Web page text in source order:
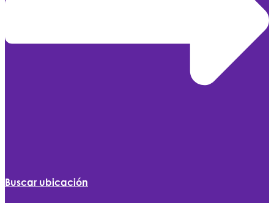
Buscar ubicación